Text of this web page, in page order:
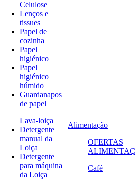
Celulose
Lenços e
tissues
Papel de
cozinha
Papel
higiénico
Papel
higiénico
húmido
Guardanapos
de papel
Lava-loiça
Detergente
manual da
Loiça
Detergente
para máquina
da Loiça
Alimentação
OFERTAS
Café